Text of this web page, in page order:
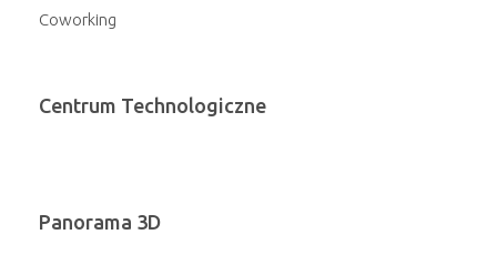
Coworking
Centrum Technologiczne
Panorama 3D